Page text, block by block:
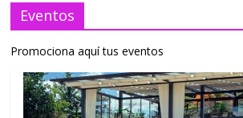
Eventos
Promociona aquí tus eventos